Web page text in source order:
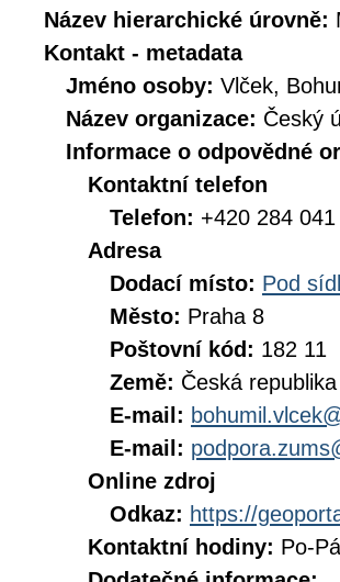
Název hierarchické úrovně:
Kontakt - metadata
Jméno osoby: Vlček,
Název organizace: Český
Informace o odpovědné
Kontaktní telefon
Telefon: +420 284 041
Adresa
Dodací místo: Pod
Město: Praha 8
Poštovní kód: 182 11
Země: Česká republika
E-mail:
E-mail:
Online zdroj
Odkaz: https://
Kontaktní hodiny: Po-